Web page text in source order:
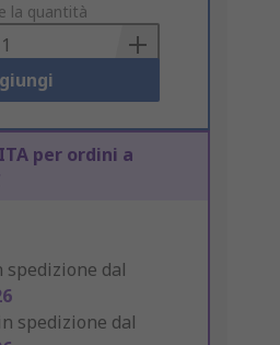
la quantità
per ordini a
spedizione dal
spedizione dal